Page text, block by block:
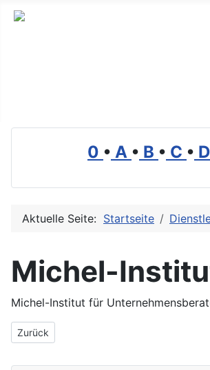
0 • A • B • C • D
Aktuelle Seite: Startseite
Michel-
Michel-Institut für
Vorheriger Beitrag: MAZ Hamburg GmbH
Zurück